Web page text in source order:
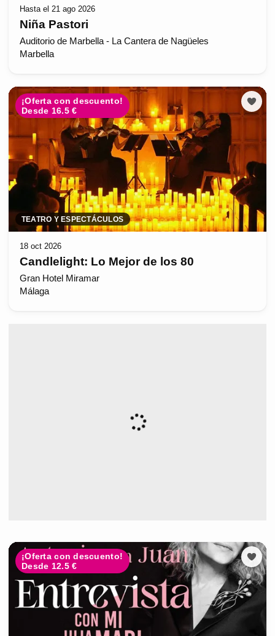
Hasta el 21 ago 2026
Niña Pastori
Auditorio de Marbella - La Cantera de Nagüeles
Marbella
¡Oferta con descuento!
Desde 16.5 €
TEATRO Y ESPECTÁCULOS
18 oct 2026
Candlelight: Lo Mejor de los 80
Gran Hotel Miramar
Málaga
¡Oferta con descuento!
Desde 12.5 €